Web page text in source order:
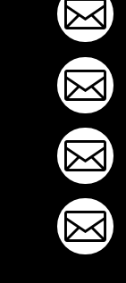



